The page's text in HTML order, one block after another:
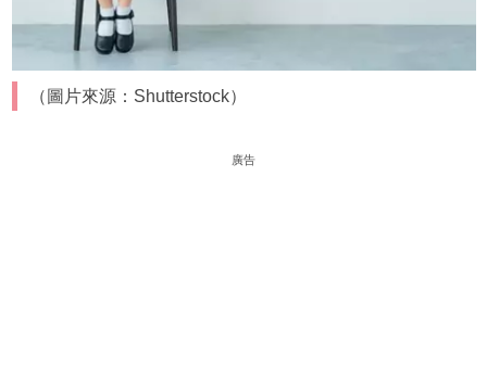
（圖片來源：Shutterstock）
廣告